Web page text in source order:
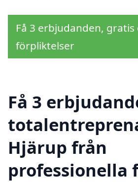
Få 3 erbjudanden,
förpliktelser
Få 3
Hjärup från
professionella